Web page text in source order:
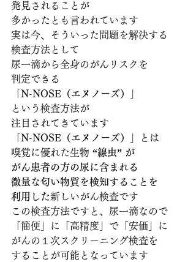
発見されることが
多かったとも言われています
実は今、そういった問題を解決する
検査方法として
尿一滴から全身のがんリスクを
判定できる
「N-NOSE（エヌノーズ）」
という検査方法が
注目されてきています
「N-NOSE（エヌノーズ）」
とは
嗅覚に優れた生物 “線虫” が
がん患者の方の尿に含まれる
微量な匂い物質を検知することを
利用した新しいがん検査です
この検査方法ですと、尿一滴なので
「簡便」に「高精度」で「安価」に
がんの１次スクリーニング検査を
することが可能となっています